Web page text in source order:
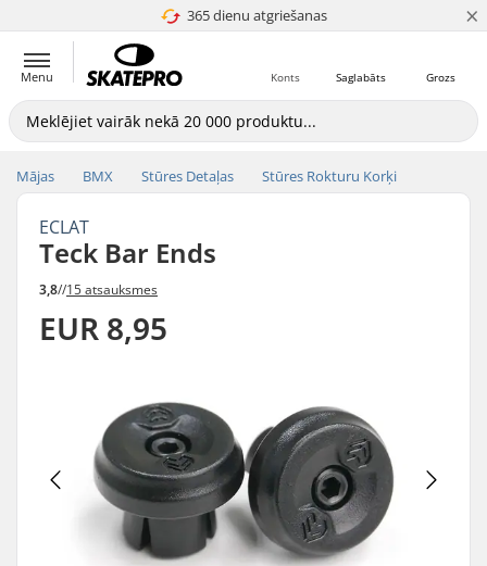
365 dienu atgriešanas
4.8 no 5 ×
Menu Grozs
Saglabāts
Konts
Mājas BMX Stūres Detaļas Stūres Rokturu Korķi
ECLAT
Teck Bar Ends
3,8//15 atsauksmes
EUR 8,95